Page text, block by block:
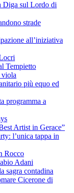
Diga sul Lordo di
strade
all’iniziativa
Tempietto
viola
più equo ed
programma a
Artist in Gerace”
l’unica tappa in
Rocco
Adani
sagra contadina
Cicerone di